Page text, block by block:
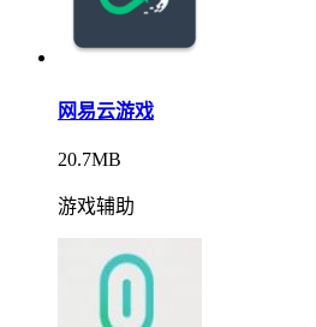
网易云游戏
20.7MB
游戏辅助